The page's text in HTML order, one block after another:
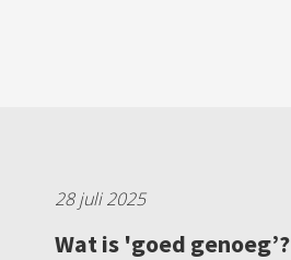
28 juli 2025
Wat is 'goed genoeg’?